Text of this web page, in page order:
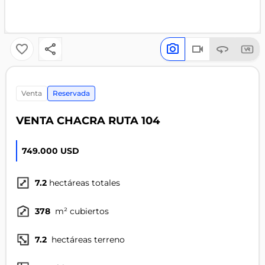
venta Reservada
VENTA CHACRA RUTA 104
749.000 USD
7.2 hectáreas totales
378 m² cubiertos
7.2 hectáreas terreno